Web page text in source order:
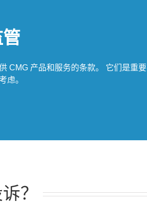
CMG 产品和服务的条款。 它们是重
虑。
？